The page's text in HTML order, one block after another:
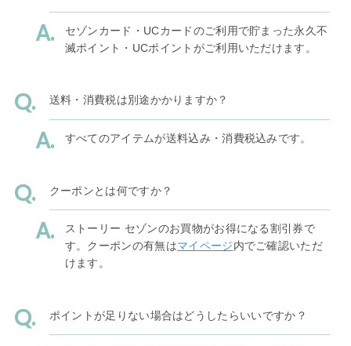
セゾンカード・UCカードのご利用で貯まった永久不
滅ポイント・UCポイントがご利用いただけます。
送料・消費税は別途かかりますか？
すべてのアイテムが送料込み・消費税込みです。
クーポンとは何ですか？
ストーリー セゾンのお買物がお得になる割引券で
す。クーポンの有無はマイページ内でご確認いただ
けます。
ポイントが足りない場合はどうしたらいいですか？